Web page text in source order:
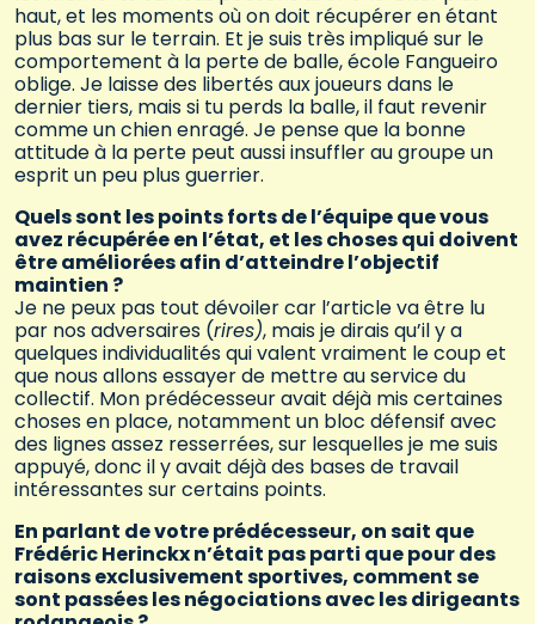
haut, et les moments où on doit récupérer en étant
plus bas sur le terrain. Et je suis très impliqué sur le
comportement à la perte de balle, école Fangueiro
oblige. Je laisse des libertés aux joueurs dans le
dernier tiers, mais si tu perds la balle, il faut revenir
comme un chien enragé. Je pense que la bonne
attitude à la perte peut aussi insuffler au groupe un
esprit un peu plus guerrier.
Quels sont les points forts de l’équipe que vous
avez récupérée en l’état, et les choses qui doivent
être améliorées afin d’atteindre l’objectif
maintien ?
Je ne peux pas tout dévoiler car l’article va être lu
par nos adversaires (rires), mais je dirais qu’il y a
quelques individualités qui valent vraiment le coup et
que nous allons essayer de mettre au service du
collectif. Mon prédécesseur avait déjà mis certaines
choses en place, notamment un bloc défensif avec
des lignes assez resserrées, sur lesquelles je me suis
appuyé, donc il y avait déjà des bases de travail
intéressantes sur certains points.
En parlant de votre prédécesseur, on sait que
Frédéric Herinckx n’était pas parti que pour des
raisons exclusivement sportives, comment se
sont passées les négociations avec les dirigeants